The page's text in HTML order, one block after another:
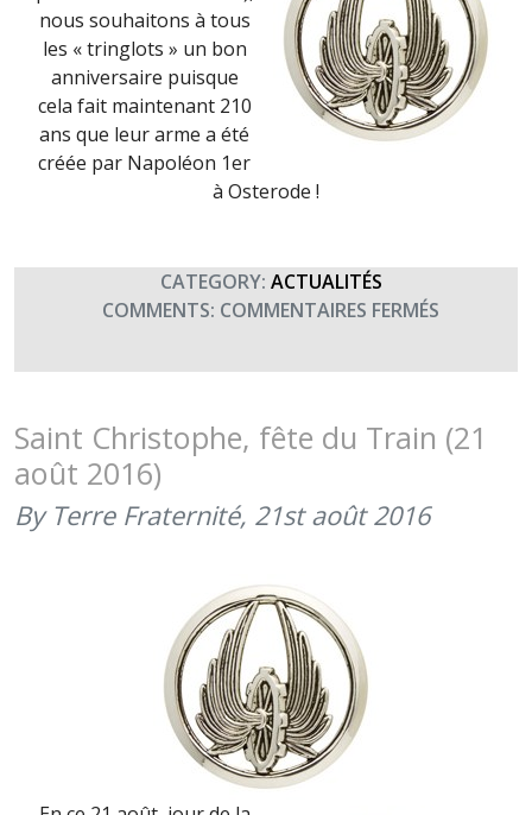
nous souhaitons à tous
les « tringlots » un bon
anniversaire puisque
cela fait maintenant 210
ans que leur arme a été
créée par Napoléon 1er
à Osterode !
CATEGORY: ACTUALITÉS
COMMENTS: COMMENTAIRES FERMÉS
TOUS
LES
Saint Christophe, fête du Train (21
août 2016)
By Terre Fraternité, 21st août 2016